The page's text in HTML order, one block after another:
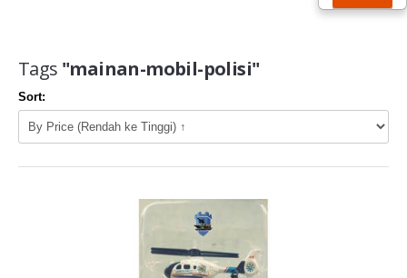
Tags "mainan-mobil-polisi"
Sort: